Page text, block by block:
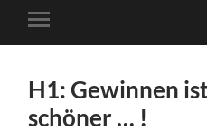
Mobile-
Menü
H1: Gewinnen
schöner … !